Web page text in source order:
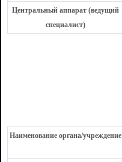
Центральный аппарат (ведущий
специалист)
Наименование органа/учреждение